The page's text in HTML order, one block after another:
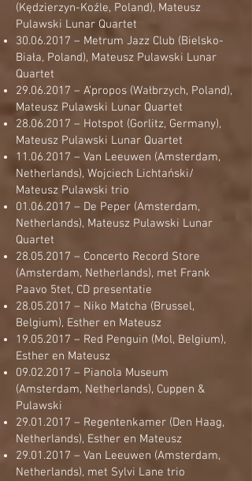
(Kędzierzyn-Koźle, Poland), Mateusz
Pulawski Lunar Quartet
30.06.2017 – Metrum Jazz Club (Bielsko-
Biała, Poland), Mateusz Pulawski Lunar
Quartet
29.06.2017 – A’propos (Wałbrzych, Poland),
Mateusz Pulawski Lunar Quartet
28.06.2017 – Hotspot (Gorlitz, Germany),
Mateusz Pulawski Lunar Quartet
11.06.2017 – Van Leeuwen (Amsterdam,
Netherlands), Wojciech Lichtański/
Mateusz Pulawski trio
01.06.2017 – De Peper (Amsterdam,
Netherlands), Mateusz Pulawski Lunar
Quartet
28.05.2017 – Concerto Record Store
(Amsterdam, Netherlands), met Frank
Paavo 5tet, CD presentatie
28.05.2017 – Niko Matcha (Brussel,
Belgium), Esther en Mateusz
19.05.2017 – Red Penguin (Mol, Belgium),
Esther en Mateusz
09.02.2017 – Pianola Museum
(Amsterdam, Netherlands), Cuppen &
Pulawski
29.01.2017 – Regentenkamer (Den Haag,
Netherlands), Esther en Mateusz
29.01.2017 – Van Leeuwen (Amsterdam,
Netherlands), met Sylvi Lane trio